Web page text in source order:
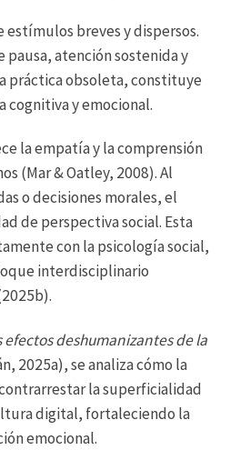
estímulos breves y dispersos.
atención sostenida y
práctica obsoleta, constituye
cognitiva y emocional.
la empatía y la comprensión
(Mar & Oatley, 2008). Al
o decisiones morales, el
de perspectiva social. Esta
con la psicología social,
interdisciplinario
efectos deshumanizantes de la
2025a), se analiza cómo la
la superficialidad
digital, fortaleciendo la
emocional.